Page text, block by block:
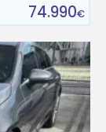
74.990€